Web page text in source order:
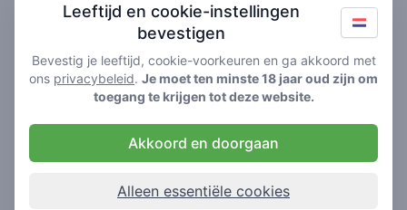
🍃 Smoker
🌱 Roller
🥦 Stoner
Reviews
Leeftijd en cookie-instellingen
bevestigen
Bevestig je leeftijd, cookie-voorkeuren en ga akkoord met
ons privacybeleid. Je moet ten minste 18 jaar oud zijn om
toegang te krijgen tot deze website.
Akkoord en doorgaan
Alleen essentiële cookies